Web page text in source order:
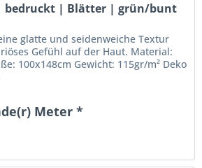
bedruckt | Blätter | grün/bunt
glatte und seidenweiche Textur
Gefühl auf der Haut. Material:
100x148cm Gewicht: 115gr/m² Deko
Meter *